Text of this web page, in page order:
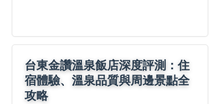
台東金讚溫泉飯店深度評測：住
宿體驗、溫泉品質與周邊景點全
攻略